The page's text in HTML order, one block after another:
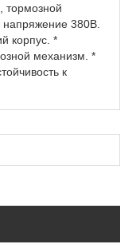
тормозной
380В.
корпус. *
механизм. *
к